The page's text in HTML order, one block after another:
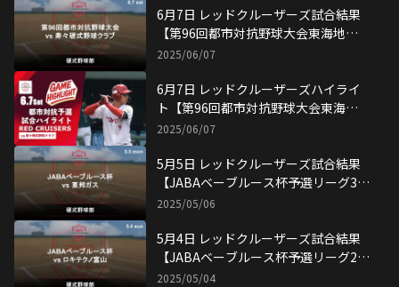
6月7日 レッドクルーザーズ試合結果
【第96回都市対抗野球大会東海地区2
次予選】
2025/06/07
6月7日 レッドクルーザーズハイライ
ト【第96回都市対抗野球大会東海地
区2次予選】
2025/06/07
5月5日 レッドクルーザーズ試合結果
【JABAベーブルース杯予選リーグ3戦
目】
2025/05/06
5月4日 レッドクルーザーズ試合結果
【JABAベーブルース杯予選リーグ2戦
目】
2025/05/04